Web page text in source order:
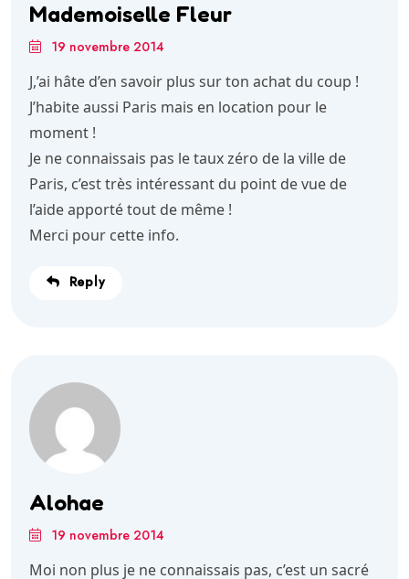
Mademoiselle Fleur
19 novembre 2014
J,’ai hâte d’en savoir plus sur ton achat du coup !
J’habite aussi Paris mais en location pour le
moment !
Je ne connaissais pas le taux zéro de la ville de
Paris, c’est très intéressant du point de vue de
l’aide apporté tout de même !
Merci pour cette info.
Reply
Alohae
19 novembre 2014
Moi non plus je ne connaissais pas, c’est un sacré